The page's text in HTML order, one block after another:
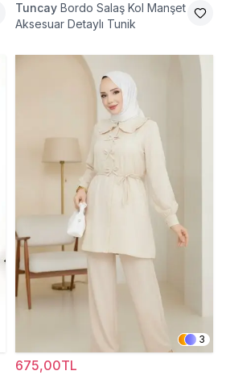
Tuncay Bordo Salaş Kol Manşet
Aksesuar Detaylı Tunik
3
675,00TL